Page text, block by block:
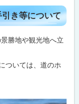
き等について
勝地や観光地へ立
ついては、道のホ